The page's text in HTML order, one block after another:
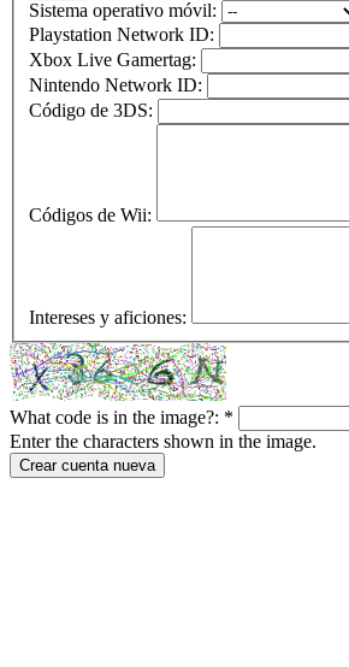
Sistema operativo móvil:
Playstation Network ID:
Xbox Live Gamertag:
Nintendo Network ID:
Código de 3DS:
Códigos de Wii:
Intereses y aficiones:
What code is in the image?: *
Enter the characters shown in the image.